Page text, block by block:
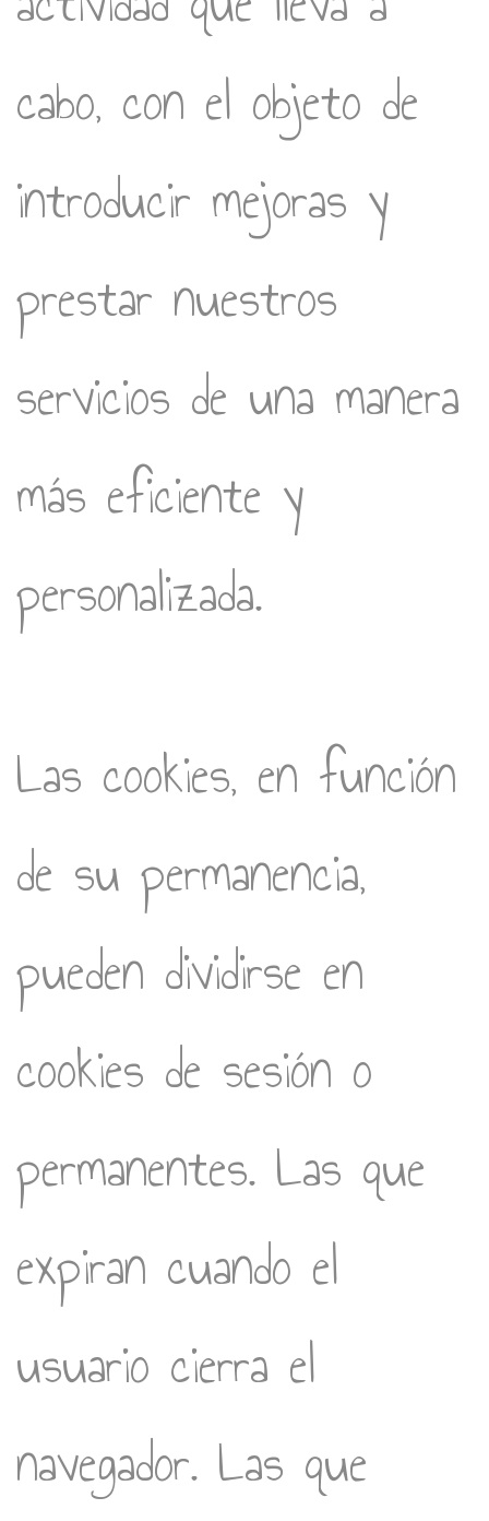
cabo, con el objeto de
introducir mejoras y
prestar nuestros
servicios de una manera
más eficiente y
personalizada.
Las cookies, en función
de su permanencia,
pueden dividirse en
cookies de sesión o
permanentes. Las que
expiran cuando el
usuario cierra el
navegador. Las que